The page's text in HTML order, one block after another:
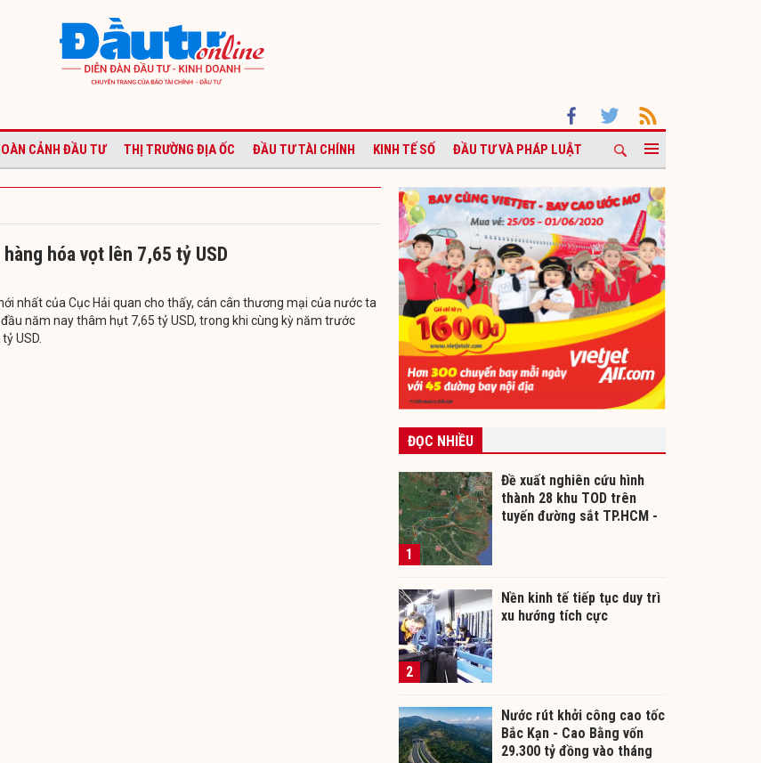
CẢNH ĐẦU TƯ THỊ TRƯỜNG ĐỊA ỐC ĐẦU TƯ TÀI CHÍNH KINH TẾ SỐ ĐẦU TƯ VÀ PHÁP LUẬT
hóa vọt lên 7,65 tỷ USD
nhất của Cục Hải quan cho thấy, cán cân thương mại của nước ta
năm nay thâm hụt 7,65 tỷ USD, trong khi cùng kỳ năm trước
USD.
ĐỌC NHIỀU
1
Đề xuất nghiên cứu hình
thành 28 khu TOD trên
tuyến đường sắt TP.HCM -
2
Nền kinh tế tiếp tục duy trì
xu hướng tích cực
Nước rút khởi công cao tốc
Bắc Kạn - Cao Bằng vốn
29.300 tỷ đồng vào tháng